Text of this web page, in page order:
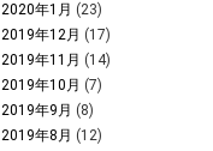
2020年1月 (23)
2019年12月 (17)
2019年11月 (14)
2019年10月 (7)
2019年9月 (8)
2019年8月 (12)